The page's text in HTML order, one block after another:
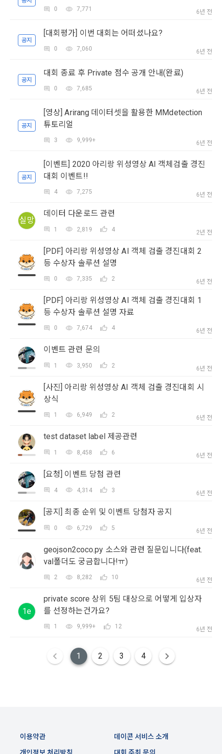
소셜 계정으로 로그인
로그인 하시려면 아래 이메일로 인증이 필요합니다. 이메일을 다
시 보내시겠습니까?
데이콘 회원가입을 환영합니다. 메일 인증은 데이콘 회원가입
을 위한 필수 절차입니다. 아래 이메일을 인증하여 회원가입 절
차를 완료하여 주시기 바랍니다.
의하고 "회사"와 이용 계약을 체결한 개인을 말한다.
하여 본인의 개인정보와 프로젝트, 코드 등을 공유한 자로서, 채
용 의뢰 “기업회원”에게 개인정보, 프로젝트, 코드 등을 제공하
는 것에 동의한 “개인회원”을 말한다.
5. “기업회원”이라 함은 “회사”에 대회의 주최를 의뢰하거나, 채
용 의뢰 서비스 등을 이용하기 위해 “회사”와 일정 계약을 한 개
인 또는 법인을 말한다.
회원”이 AI 코드를 제출하고, “회사”는 이를 평가하여 우수작을
선정하는 제반 행위를 말한다.
7. “대회"라 함은 “기업회원”이 인력을 채용하거나 또는 솔루션
해커톤, AI해커톤, AI경진대회 등을 말한다.
8. “교육”이라 함은 “회사”가  제공하는 교육컨텐츠를 포함한 온
라인/오프라인 교육서비스를 말한다.
"회원"이 가입 시 사용한 이메일 주소를 말한다.
10. "비밀번호"라 함은 "회사"의 서비스를 이용하려는 사람이 아
호하기 위하여 "회원"이 선정한 문자와 숫자의 조합 또는 이와
동일한 용도로 쓰이는 “사이트”에서 자동 생성된 인증코드를 말
한다.
제 3 조 (효력의 발생 및 변경)
본 약관은 온라인을 통하여 “회원”에게 공시함으로써 효력을 발
1. "회사"는 이 약관의 내용과 상호, 영업소 소재지, 대표자의 성
명, 사업자등록번호, 연락처 등을 "회원"이 알 수 있도록 초기 화
면에 게시하거나 기타의 방법으로 "회원"에게 공지해야 한다.
신사업법, 정보통신망이용촉진등에관한법률, 전자상거래 등에
서의 소비자보호에 관한 법률, 전자문서 및 전자거래기본법, 전
자금융거래법, 전자서명법, 소비자기본법, 개인정보보호법 등
3. "회사"는 "서비스"에 대해 별도의 이용약관 또는 정책(이하
“별도약관”)을 둘 수 있으며, 그 내용이 이 약관과 충돌하는 경우
4. “회사”의 영업상 중요한 사유 또는 관계 법령에 의한 변경사
유가 있을 때, 약관을 변경할 수 있으며, 약관을 개정할 경우에는
적용일자 및 개정사유를 명시하여 현행 약관과 함께 “회사” 홈페
이지의 공지게시판에 그 적용일자 7일 이전부터 적용일자 전일
까지 공지한다.
5. '회사' 약관의 조항에 따른 정책을 제정 및 변경할 권리를 가지
며, 정책 또한 개정될 시에는 적용일자와 개정사유를 명시하여
“회사” 홈페이지의 공지게시판에 그 적용일자 7일 이전부터 적
용일자 전일까지 공지한다.
6. "회원"은 변경된 약관에 대해 거부할 권리가 있다. "회원"은 변
"회원"이 거부하는 경우 본 서비스 제공자인 "회사"는 15일의 기
간을 정하여 "회원"에게 사전 통지 후 당해 "회원"과의 계약을 해
지할 수 있다. 만약, "회원"이 거부의사를 표시하지 않거나, 전항
비자기본법 등의 관계법령에 따른다.
2. "회원"이 "회사"와 개별 계약을 체결하여 서비스를 이용하는
이미 발생한 피해를 복구하기 위해 누구에게 연락하여 어떤 도
움을 받을 수 있는지 알려 드립니다.
그 무엇보다도, 개인정보와 관련하여 데이콘과 이용자 간의 권
리 및 의무 관계를 규정하여 이용자의 ‘개인정보자기결정권’을
2. 개인정보의 수집 및 이용목적
데이콘 주식회사(이하 “회사”)는 다음 목적을 위하여 개인정보
보를 이용하지 않습니다.
1) 회원관리
회원제 서비스 이용에 따른 본인확인, 본인의 의사확인, 고객문
의에 대한 응답, 새로운 정보의 소개 및 고지사항 전달
2) 서비스 제공에 관한 계약 이행 및 서비스 제공에 따른 요금정
산
본인인증, 채용정보 매칭 및 컨텐츠 제공을 위한 개인식별, 회원
방지와 비인가 사용방지
3) 서비스 개발 및 마케팅ㆍ광고 활용
맞춤 서비스 제공, 서비스 안내 및 이용권유, 서비스 개선 및 신
규 서비스 개발을 위한 통계 및 접속빈도 파악, 통계학적 특성에
따른 광고, 이벤트 정보 및 참여기회 제공
4) 고용 및 취업동향 파악을 위한 통계학적 분석, 서비스 고도화
를 위한 데이터 분석
3. 수집하는 개인정보 항목 및 수집방법
가. 수집하는 개인정보의 항목
1) 회원가입 시 수집하는 항목
선택 항목 : 휴대폰번호, 생년월일, 국가, 직업
데이콘 내의 개별 서비스 이용, 상금 및 상품 지급 과정에서 해당
서비스의 이용자에 한해 추가 개인정보 수집이 발생할 수 있습
니다. 추가로 개인정보를 수집할 경우에는 해당 개인정보 수집
시점에서 이용자에게 ‘수집하는 개인정보 항목, 개인정보의 수
를 받습니다.
2) 데이콘 인재풀 등록 시 수집하는 항목
여부, 사용 가능한 프로그래밍 언어 및 사용 경험, 프로젝트 또는
대회 코드 링크1개, 구직 의향, 희망근무지역
모바일 서비스의 특성상 단말기 모델 정보가 수집될 수 있으나,
이는 개인을 식별할 수 없는 형태입니다.
안내 서비스가 제한됩니다.
3. 서비스 정보 수신 동의 철회
DACON에서 제공하는 마케팅 정보를 원하지 않을 경우 ‘홈>계
의(선택)’에서 철회를 요청할 수 있습니다.
또한 향후 마케팅 활용에 새롭게 동의하고자 하는 경우에는 ‘홈>
동의(선택)’에서 동의하실 수 있습니다.
2021.05.25
0 7,771 6년 전
공지
[대회평가] 이번 대회는 어떠셨나요?
0 7,060 6년 전
공지
대회 종료 후 Private 점수 공개 안내(완료)
0 7,685 6년 전
공지
[영상] Arirang 데이터셋을 활용한 MMdetection
튜토리얼
3 9,999+ 6년 전
공지
[이벤트] 2020 아리랑 위성영상 AI 객체검출 경진
대회 이벤트!!
4 7,275 6년 전
실망
데이터 다운로드 관련
1 2,819 4 2년 전
[PDF] 아리랑 위성영상 AI 객체 검출 경진대회 2
등 수상자 솔루션 설명
0 7,335 2 6년 전
[PDF] 아리랑 위성영상 AI 객체 검출 경진대회 1
등 수상자 솔루션 설명 자료
0 7,674 4 6년 전
이벤트 관련 문의
1 3,950 2 6년 전
[사진] 아리랑 위성영상 AI 객체 검출 경진대회 시
상식
1 6,949 2 6년 전
test dataset label 제공관련
1 8,458 6 6년 전
[요청] 이벤트 당첨 관련
4 4,314 3 6년 전
[공지] 최종 순위 및 이벤트 당첨자 공지
0 6,729 5 6년 전
geojson2coco.py 소스와 관련 질문입니다(feat.
val폴더도 궁금합니다!ㅠ)
2 8,282 10 6년 전
1e
private score 상위 5팀 대상으로 어떻게 입상자
를 선정하는건가요?
1 9,999+ 12 6년 전
1 2 3 4
이용약관
개인정보 처리방침
대회 주최 문의
데이콘 서비스 소개